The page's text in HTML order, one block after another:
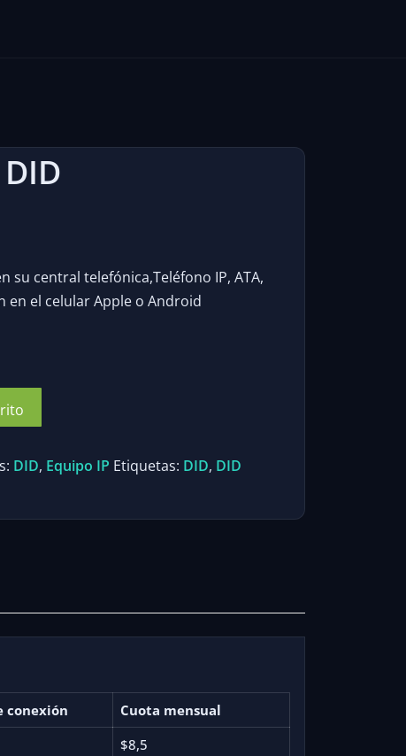
su central telefónica,Teléfono IP, ATA,
en el celular Apple o Android
DID, Equipo IP Etiquetas: DID, DID
conexión
Cuota mensual
$8,5